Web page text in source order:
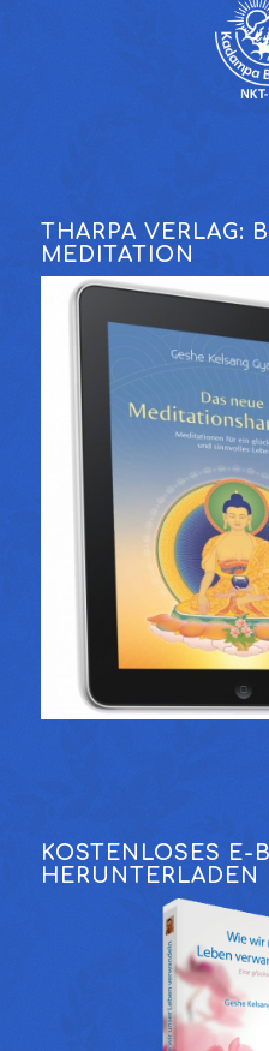
THARPA VERLAG:
MEDITATION
KOSTENLOSES E-
HERUNTERLADEN